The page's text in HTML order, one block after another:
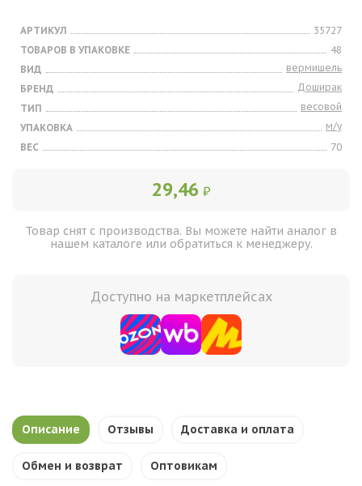
АРТИКУЛ
35727
ТОВАРОВ В УПАКОВКЕ
48
ВИД
вермишель
БРЕНД
Доширак
ТИП
весовой
УПАКОВКА
м/у
ВЕС
70
29,46 ₽
Товар снят с производства. Вы можете найти аналог в
нашем каталоге или обратиться к менеджеру.
Доступно на маркетплейсах
Описание Отзывы Доставка и оплата
Обмен и возврат Оптовикам